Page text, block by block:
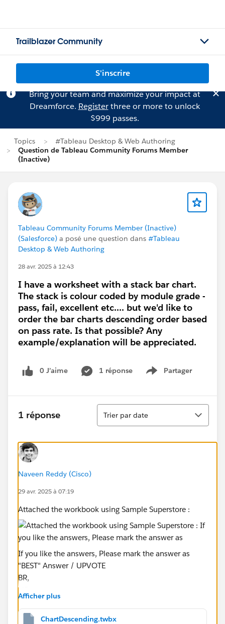
Trailblazer Community
S'inscrire
Bring your team and maximize your impact at
Dreamforce. Registerthree or more to unlock
$999 passes.
Topics
#Tableau Desktop & Web Authoring
Question de Tableau Community Forums Member
(Inactive)
Tableau Community Forums Member (Inactive)
(Salesforce) a posé une question dans #Tableau
Desktop & Web Authoring
28 avr. 2025 à 12:43
I have a worksheet with a stack bar chart.
The stack is colour coded by module grade -
pass, fail, excellent etc.... but we'd like to
order the bar charts descending order based
on pass rate. Is that possible? Any
example/explanation will be appreciated.
0 J’aime 1 réponse Partager
Show menu
1 réponse
Tri
Trier par date
Naveen Reddy (Cisco)
29 avr. 2025 à 07:19
Attached the workbook using Sample Superstore :
If you like the answers, Please mark the answer as
"BEST" Answer / UPVOTE
BR,
NB
Afficher plus
ChartDescending.twbx